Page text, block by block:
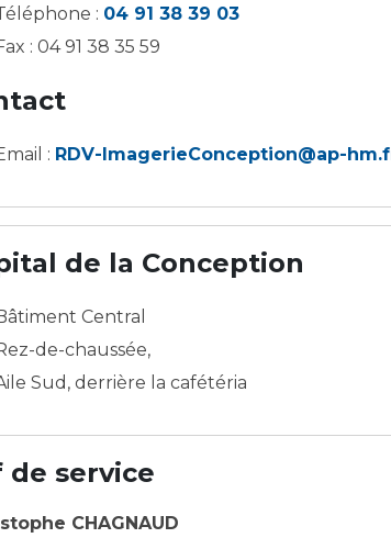
: 04 91 38 39 03
: 04 91 38 35 59
: RDV-ImagerieConception@ap-
de la Conception
Central
de-chaussée,
Sud, derrière la cafétéria
de service
CHAGNAUD